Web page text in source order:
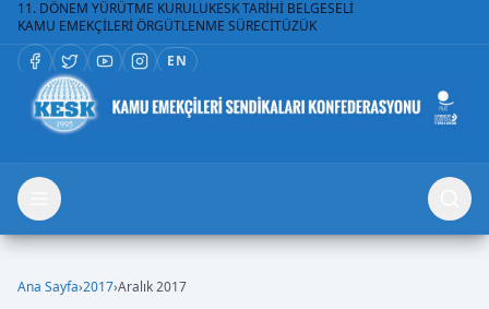
11. DÖNEM YÜRÜTME KURULUKESK TARİHİ BELGESELİ
KAMU EMEKÇİLERİ ÖRGÜTLENME SÜRECİTÜZÜK
EN
Ana Sayfa›2017›Aralık 2017